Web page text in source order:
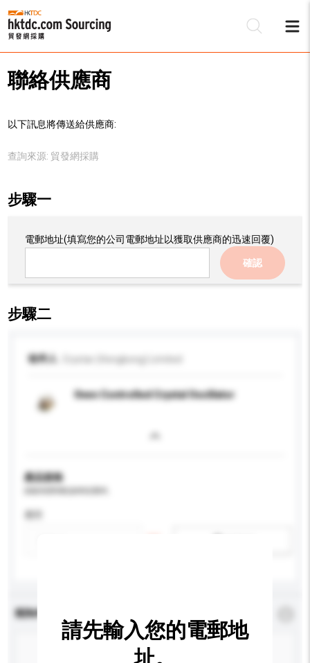
聯絡供應商
以下訊息將傳送給供應商:
查詢來源: 貿發網採購
步驟一
電郵地址(填寫您的公司電郵地址以獲取供應商的迅速回覆)
確認
步驟二
收件人
Oven Controlled Crystal Oscillator
產品規格
查詢內容
請先輸入您的電郵地
址。